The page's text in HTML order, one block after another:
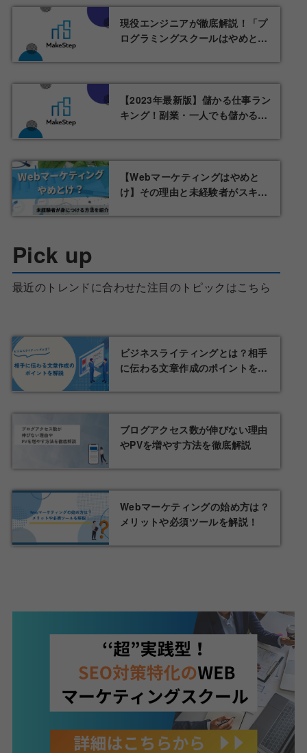
現役エンジニアが徹底解説！「プ
ログラミングスクールはやめと
【2023年最新版】儲かる仕事ラン
キング！副業・一人でも儲かる仕
【Webマーケティングはやめと
け】その理由と未経験者がスキル
Pick up
最近のトレンドに合わせた注目のトピックはこちら
ビジネスライティングとは？相手
に伝わる文章作成のポイントを解
ブログアクセス数が伸びない理由
やPVを増やす方法を徹底解説
Webマーケティングの始め方は？
メリットや必須ツールを解説！